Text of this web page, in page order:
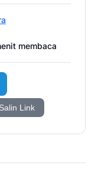
membaca
Salin Link